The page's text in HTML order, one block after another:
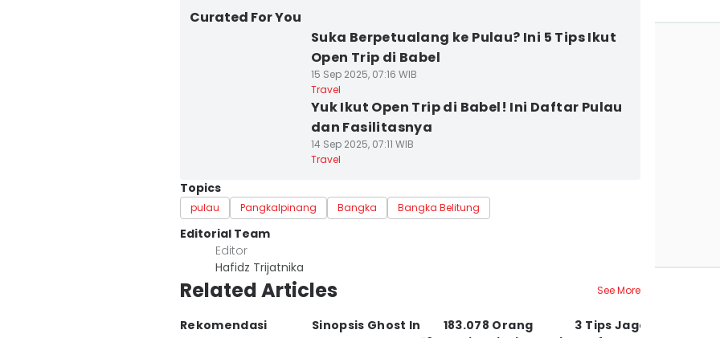
Curated For You
Suka Berpetualang ke Pulau? Ini 5 Tips Ikut
Open Trip di Babel
15 Sep 2025, 07:16 WIB
Travel
Yuk Ikut Open Trip di Babel! Ini Daftar Pulau
dan Fasilitasnya
14 Sep 2025, 07:11 WIB
Travel
Topics
pulau Pangkalpinang Bangka Bangka Belitung
Editorial Team
Editor
Hafidz Trijatnika
Related Articles See More
Rekomendasi
Sinopsis Ghost In
183.078 Orang
3 Tips Jaga